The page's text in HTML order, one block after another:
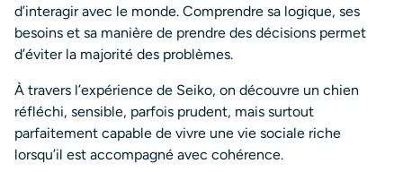
d’interagir avec le monde. Comprendre sa logique, ses
besoins et sa manière de prendre des décisions permet
d’éviter la majorité des problèmes.
À travers l’expérience de Seiko, on découvre un chien
réfléchi, sensible, parfois prudent, mais surtout
parfaitement capable de vivre une vie sociale riche
lorsqu’il est accompagné avec cohérence.